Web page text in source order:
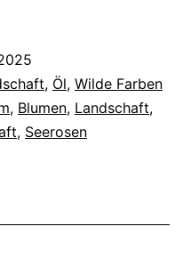
, Öl, Wilde Farben
, Blumen, Landschaft,
, Seerosen